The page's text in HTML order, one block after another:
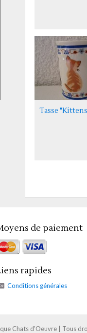
Tasse
de paiement
rapides
Conditions générales
Chats d'Oeuvre | Tous